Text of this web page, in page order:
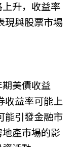
升，收益率
現與股票市場
美債收益
收益率可能上
能引發金融市
產市場的影